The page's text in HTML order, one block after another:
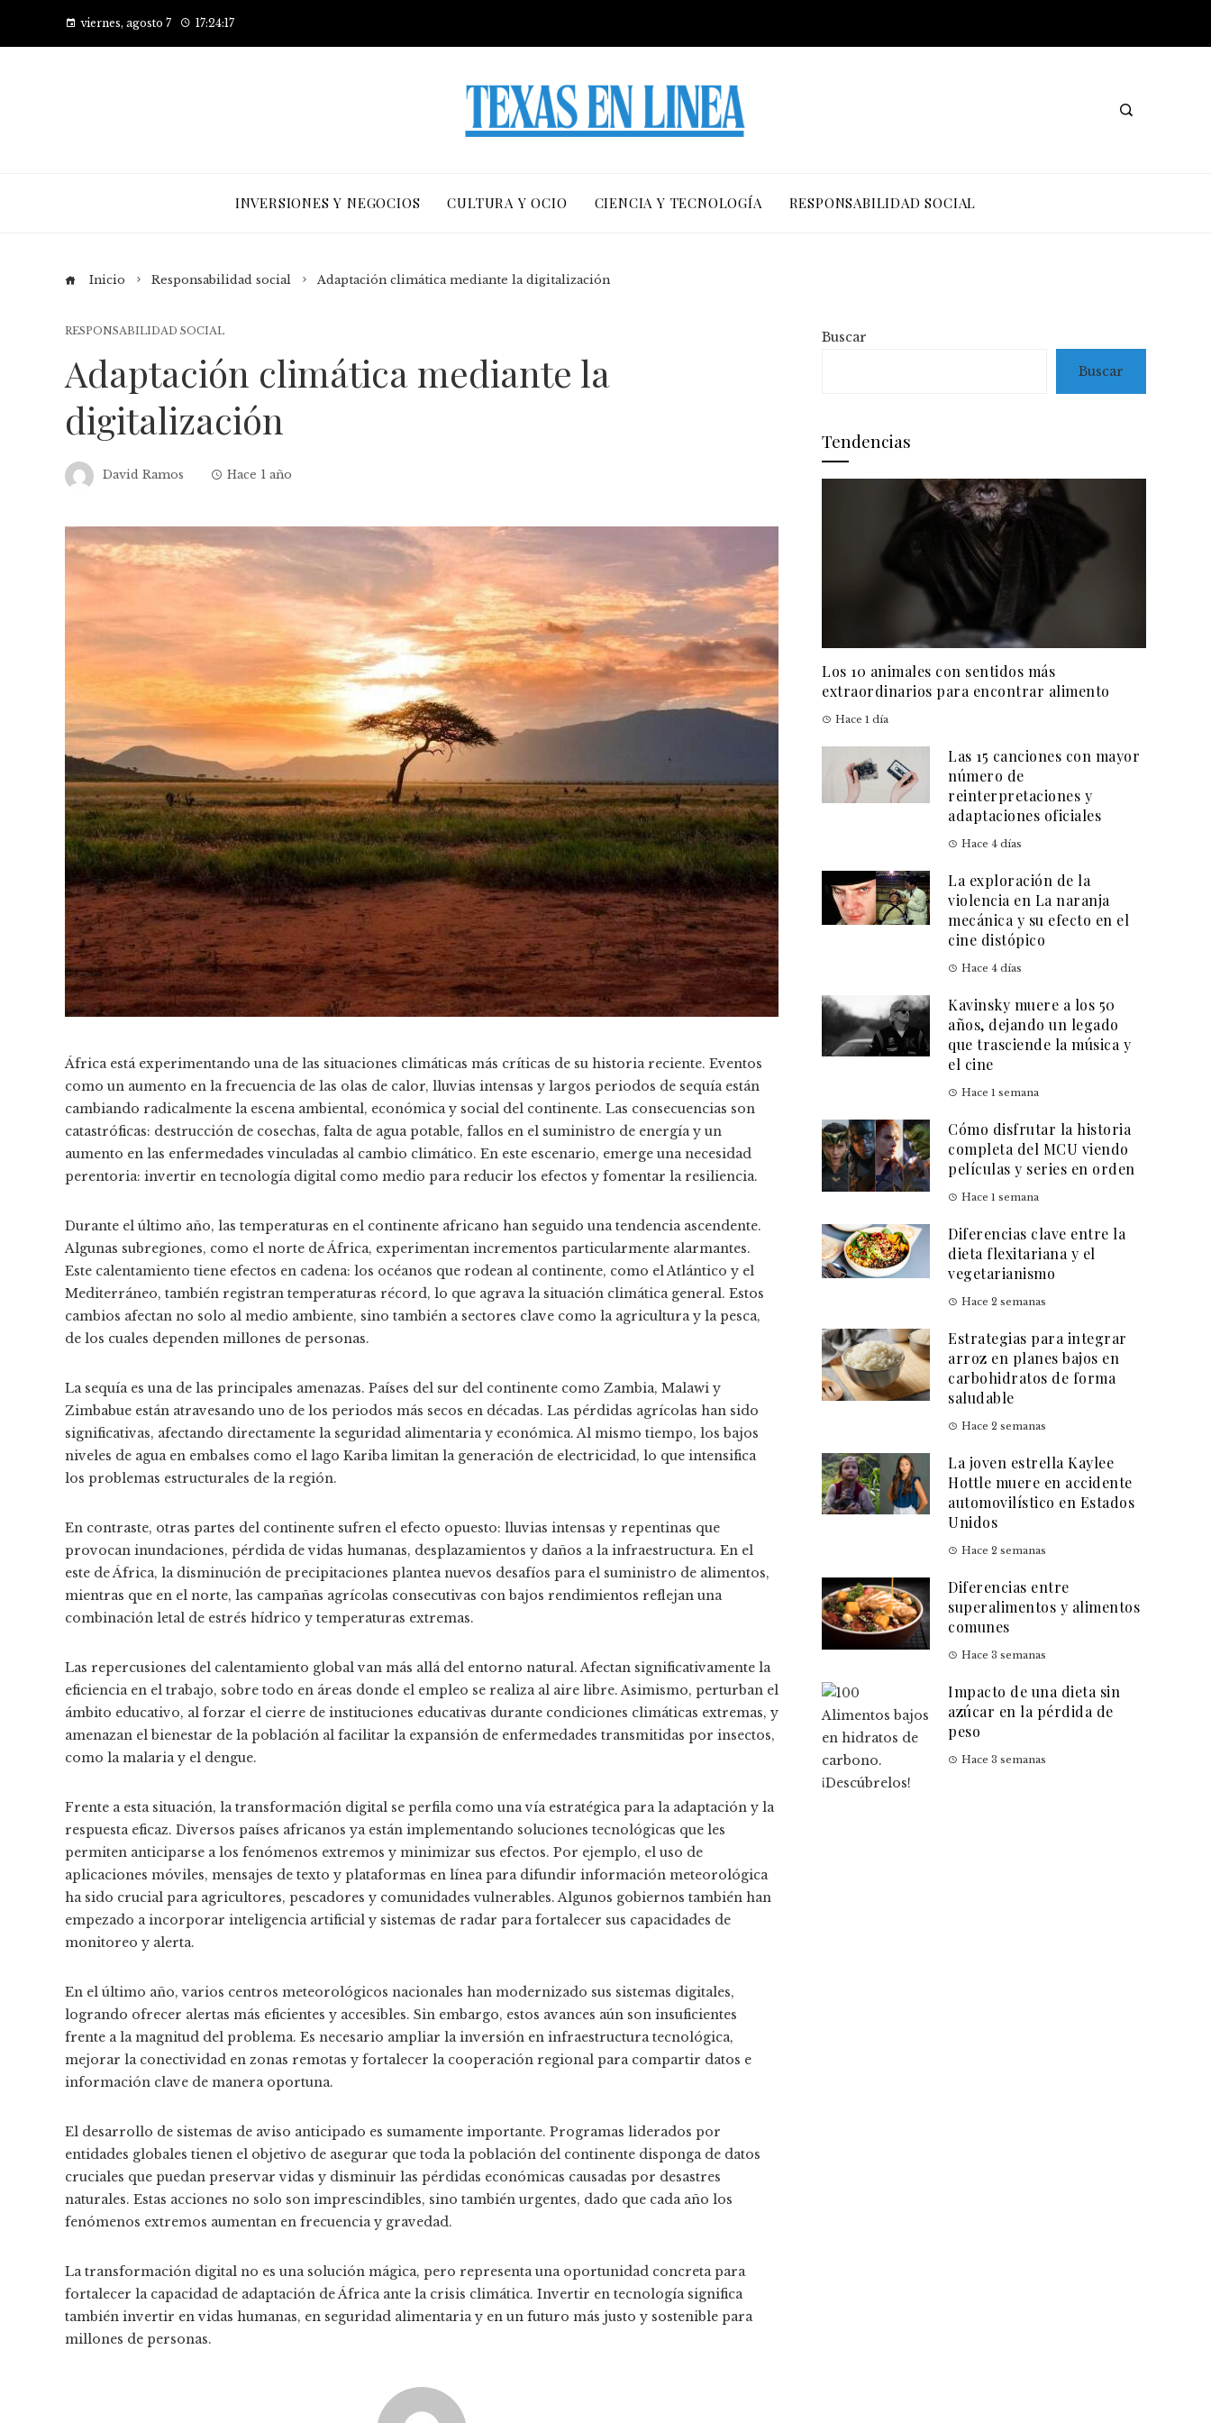
viernes, agosto 7 17:24:17
INVERSIONES Y NEGOCIOS CULTURA Y OCIO CIENCIA Y TECNOLOGÍA RESPONSABILIDAD SOCIAL
Inicio Responsabilidad social Adaptación climática mediante la digitalización
RESPONSABILIDAD SOCIAL
Adaptación climática mediante la
digitalización
David Ramos Hace 1 año
África está experimentando una de las situaciones climáticas más críticas de su historia reciente. Eventos
como un aumento en la frecuencia de las olas de calor, lluvias intensas y largos periodos de sequía están
cambiando radicalmente la escena ambiental, económica y social del continente. Las consecuencias son
catastróficas: destrucción de cosechas, falta de agua potable, fallos en el suministro de energía y un
aumento en las enfermedades vinculadas al cambio climático. En este escenario, emerge una necesidad
perentoria: invertir en tecnología digital como medio para reducir los efectos y fomentar la resiliencia.
Durante el último año, las temperaturas en el continente africano han seguido una tendencia ascendente.
Algunas subregiones, como el norte de África, experimentan incrementos particularmente alarmantes.
Este calentamiento tiene efectos en cadena: los océanos que rodean al continente, como el Atlántico y el
Mediterráneo, también registran temperaturas récord, lo que agrava la situación climática general. Estos
cambios afectan no solo al medio ambiente, sino también a sectores clave como la agricultura y la pesca,
de los cuales dependen millones de personas.
La sequía es una de las principales amenazas. Países del sur del continente como Zambia, Malawi y
Zimbabue están atravesando uno de los periodos más secos en décadas. Las pérdidas agrícolas han sido
significativas, afectando directamente la seguridad alimentaria y económica. Al mismo tiempo, los bajos
niveles de agua en embalses como el lago Kariba limitan la generación de electricidad, lo que intensifica
los problemas estructurales de la región.
En contraste, otras partes del continente sufren el efecto opuesto: lluvias intensas y repentinas que
provocan inundaciones, pérdida de vidas humanas, desplazamientos y daños a la infraestructura. En el
este de África, la disminución de precipitaciones plantea nuevos desafíos para el suministro de alimentos,
mientras que en el norte, las campañas agrícolas consecutivas con bajos rendimientos reflejan una
combinación letal de estrés hídrico y temperaturas extremas.
Las repercusiones del calentamiento global van más allá del entorno natural. Afectan significativamente la
eficiencia en el trabajo, sobre todo en áreas donde el empleo se realiza al aire libre. Asimismo, perturban el
ámbito educativo, al forzar el cierre de instituciones educativas durante condiciones climáticas extremas, y
amenazan el bienestar de la población al facilitar la expansión de enfermedades transmitidas por insectos,
como la malaria y el dengue.
Frente a esta situación, la transformación digital se perfila como una vía estratégica para la adaptación y la
respuesta eficaz. Diversos países africanos ya están implementando soluciones tecnológicas que les
permiten anticiparse a los fenómenos extremos y minimizar sus efectos. Por ejemplo, el uso de
aplicaciones móviles, mensajes de texto y plataformas en línea para difundir información meteorológica
ha sido crucial para agricultores, pescadores y comunidades vulnerables. Algunos gobiernos también han
empezado a incorporar inteligencia artificial y sistemas de radar para fortalecer sus capacidades de
monitoreo y alerta.
En el último año, varios centros meteorológicos nacionales han modernizado sus sistemas digitales,
logrando ofrecer alertas más eficientes y accesibles. Sin embargo, estos avances aún son insuficientes
frente a la magnitud del problema. Es necesario ampliar la inversión en infraestructura tecnológica,
mejorar la conectividad en zonas remotas y fortalecer la cooperación regional para compartir datos e
información clave de manera oportuna.
El desarrollo de sistemas de aviso anticipado es sumamente importante. Programas liderados por
entidades globales tienen el objetivo de asegurar que toda la población del continente disponga de datos
cruciales que puedan preservar vidas y disminuir las pérdidas económicas causadas por desastres
naturales. Estas acciones no solo son imprescindibles, sino también urgentes, dado que cada año los
fenómenos extremos aumentan en frecuencia y gravedad.
La transformación digital no es una solución mágica, pero representa una oportunidad concreta para
fortalecer la capacidad de adaptación de África ante la crisis climática. Invertir en tecnología significa
también invertir en vidas humanas, en seguridad alimentaria y en un futuro más justo y sostenible para
millones de personas.
Buscar
Buscar
Tendencias
Los 10 animales con sentidos más
extraordinarios para encontrar alimento
Hace 1 día
Las 15 canciones con mayor
número de
reinterpretaciones y
adaptaciones oficiales
Hace 4 días
La exploración de la
violencia en La naranja
mecánica y su efecto en el
cine distópico
Hace 4 días
Kavinsky muere a los 50
años, dejando un legado
que trasciende la música y
el cine
Hace 1 semana
Cómo disfrutar la historia
completa del MCU viendo
películas y series en orden
Hace 1 semana
Diferencias clave entre la
dieta flexitariana y el
vegetarianismo
Hace 2 semanas
Estrategias para integrar
arroz en planes bajos en
carbohidratos de forma
saludable
Hace 2 semanas
La joven estrella Kaylee
Hottle muere en accidente
automovilístico en Estados
Unidos
Hace 2 semanas
Diferencias entre
superalimentos y alimentos
comunes
Hace 3 semanas
Impacto de una dieta sin
azúcar en la pérdida de
peso
Hace 3 semanas